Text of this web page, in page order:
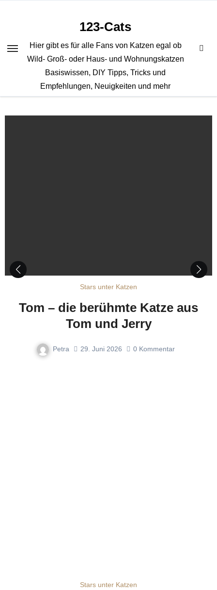
123-Cats
Hier gibt es für alle Fans von Katzen egal ob
Wild- Groß- oder Haus- und Wohnungskatzen
Basiswissen, DIY Tipps, Tricks und
Empfehlungen, Neuigkeiten und mehr
Stars unter Katzen
Tom – die berühmte Katze aus
Tom und Jerry
Petra 29. Juni 2026 0 Kommentar
Stars unter Katzen